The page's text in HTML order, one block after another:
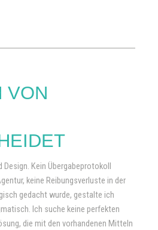
VON
Design. Kein Übergabeprotokoll
keine Reibungsverluste in der
gedacht wurde, gestalte ich
Ich suche keine perfekten
die mit den vorhandenen Mitteln